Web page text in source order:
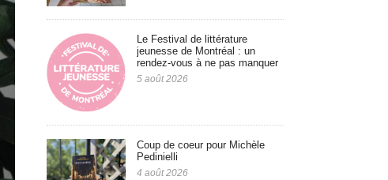
Le Festival de littérature
jeunesse de Montréal : un
rendez-vous à ne pas manquer
5 août 2026
Coup de coeur pour Michèle
Pedinielli
4 août 2026